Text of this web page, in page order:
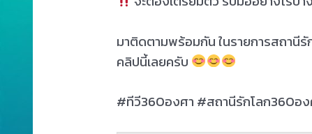
มาติดตามพร้อมกัน ในรายการสถานี
คลิปนี้เลยครับ
#ทีวี360องศา #สถานีรักโลก360อ